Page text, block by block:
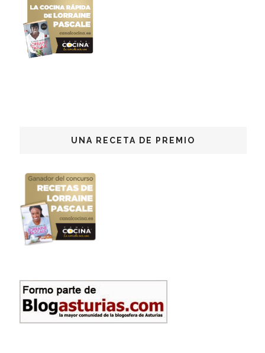
UNA RECETA DE PREMIO